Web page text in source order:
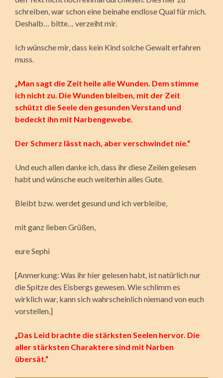
schreiben, war schon eine beinahe endlose Qual für mich.
Deshalb… bitte… verzeiht mir.
Ich wünsche mir, dass kein Kind solche Gewalt erfahren
muss.
„Man sagt die Zeit heile alle Wunden. Dem stimme
ich nicht zu. Die Wunden bleiben, mit der Zeit
schützt die Seele den gesunden Verstand und
bedeckt ihn mit Narbengewebe.
Der Schmerz lässt nach, aber verschwindet nie.“
Und euch allen danke ich, dass ihr diese Zeilen gelesen
habt und wünsche euch weiterhin alles Gute.
Bleibt bzw. werdet gesund und ich verbleibe,
mit ganz lieben Grüßen,
eure Sephi
[Anmerkung: Was ihr hier gelesen habt, ist natürlich nur
die Spitze des Eisbergs gewesen. Wie schlimm es
wirklich war, kann sich wahrscheinlich niemand von euch
vorstellen.]
„Das Leid brachte die stärksten Seelen hervor. Die
aller stärksten Charaktere sind mit Narben
übersät.“